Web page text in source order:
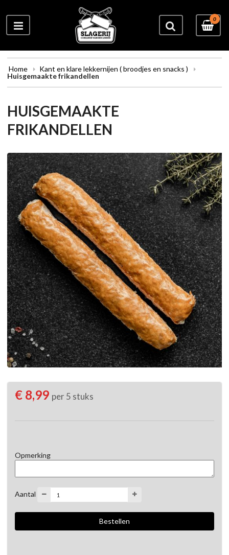
0
Home
Kant en klare lekkernijen ( broodjes en snacks )
Huisgemaakte frikandellen
HUISGEMAAKTE
FRIKANDELLEN
€ 8,99 per 5 stuks
Opmerking
Aantal